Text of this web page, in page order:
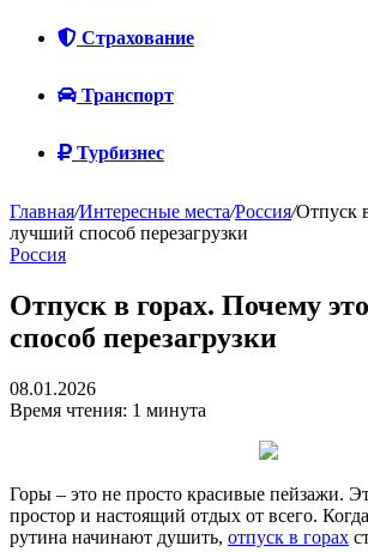
Страхование
Транспорт
Турбизнес
Главная/Интересные места/Россия/Отпуск
лучший способ перезагрузки
Россия
Отпуск в горах. Почему
способ перезагрузки
08.01.2026
Время чтения: 1 минута
Горы – это не просто красивые пейзажи.
простор и настоящий отдых от всего.
рутина начинают душить, отпуск в горах